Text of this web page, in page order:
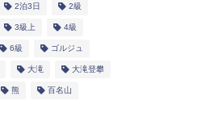
2泊3日 2級
3級上 4級
6級 ゴルジュ
大滝 大滝登攀
熊 百名山